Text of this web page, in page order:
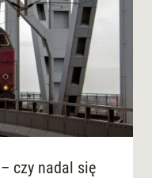
czy nadal się